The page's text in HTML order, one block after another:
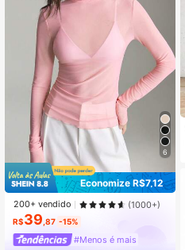
6
Economize R$7,12
200+ vendido (1000+)
R$39 ,87 -15%
#Menos é mais